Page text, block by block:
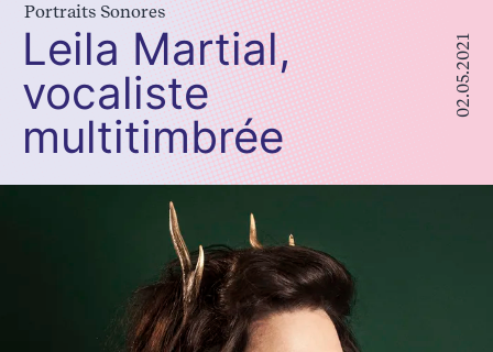
Portraits Sonores
Leila Martial,
vocaliste
multitimbrée
02.05.2021